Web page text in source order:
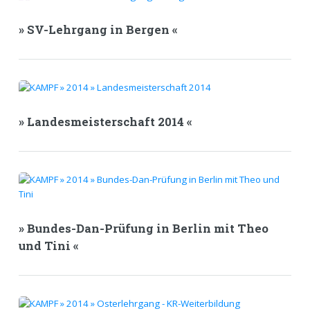
» SV-Lehrgang in Bergen «
» Landesmeisterschaft 2014 «
» Bundes-Dan-Prüfung in Berlin mit Theo
und Tini «